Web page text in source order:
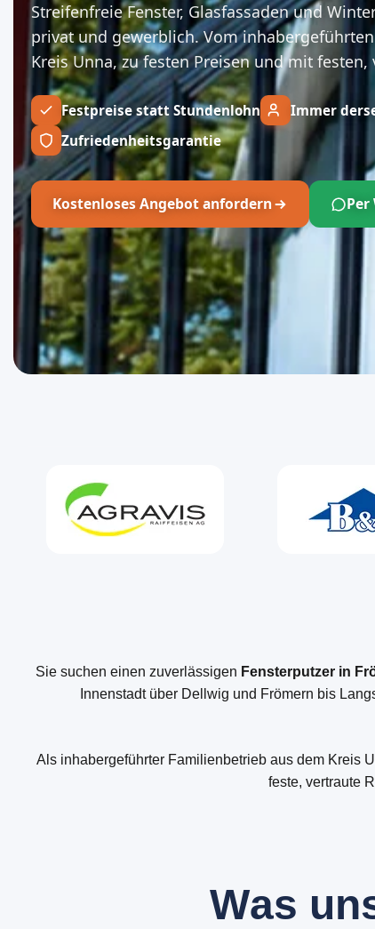
Streifenfreie Fenster, Glasfassaden und
privat und gewerblich. Vom
Kreis Unna, zu festen Preisen und mit
Festpreise statt Stundenlohn
Immer
Zufriedenheitsgarantie
Kostenloses Angebot anfordern Per
Sie suchen einen zuverlässigen Fensterputzer in
Innenstadt über Dellwig und Frömern bis
Als inhabergeführter Familienbetrieb aus dem Kreis
feste, vertraute
Was un